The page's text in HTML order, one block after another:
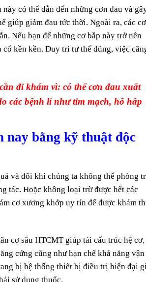
có thể dẫn đến những cơn đau và
giúp giảm đau tức thời. Ngoài ra, các cơ
Nếu bạn để những cơ bắp này trở nên
kền kền. Duy trì tư thế đúng, việc
đi khám vì: có thể cơn đau xuất
các bệnh lí như tim mạch, hô hấp
nay bằng kỹ thuật độc
và đôi khi chúng ta không thể phòng
tác. Hoặc không loại trừ được hết các
cơ xương khớp uy tín để được khám
cơ sâu HTCMT giúp tái cấu trúc hệ cơ,
cứng cũng như hạn chế khả năng vận
bị hệ thống thiết bị điều trị hiện đại
sử dụng thuốc.